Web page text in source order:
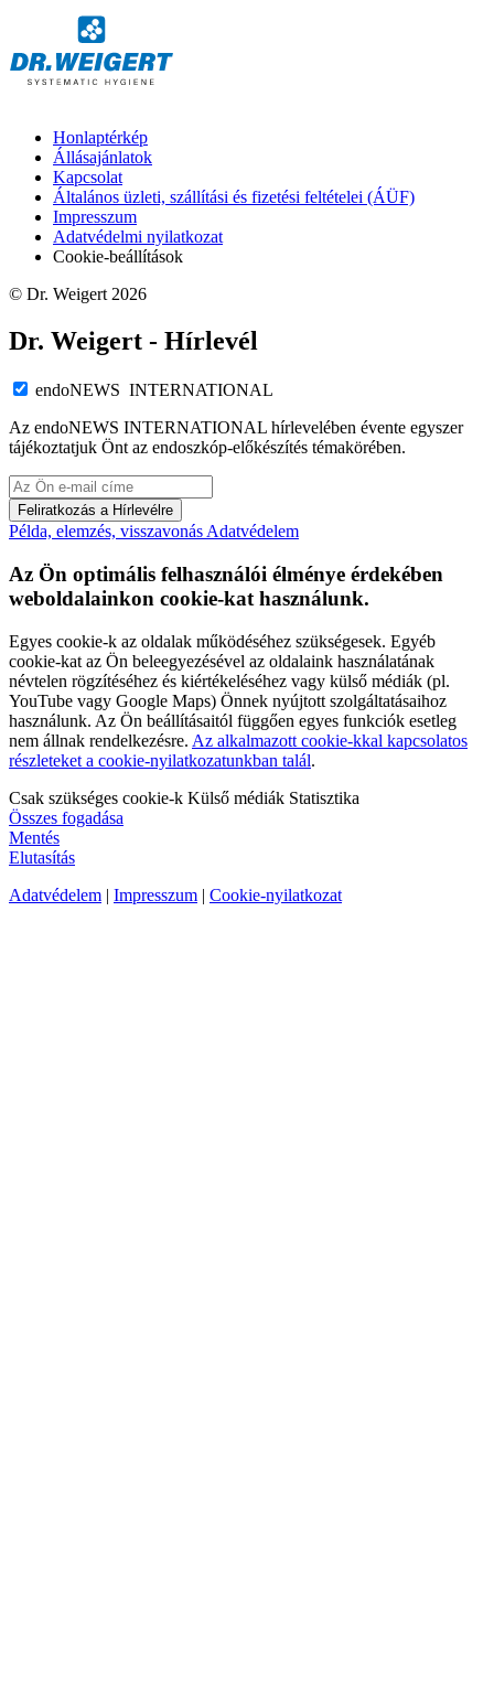
Honlaptérkép
Állásajánlatok
Kapcsolat
Általános üzleti, szállítási és fizetési feltételei (ÁÜF)
Impresszum
Adatvédelmi nyilatkozat
Cookie-beállítások
© Dr. Weigert 2026
Dr. Weigert - Hírlevél
endoNEWS INTERNATIONAL
Az endoNEWS INTERNATIONAL hírlevelében évente egyszer
tájékoztatjuk Önt az endoszkóp-előkészítés témakörében.
Feliratkozás a Hírlevélre
Példa, elemzés, visszavonás Adatvédelem
Az Ön optimális felhasználói élménye érdekében
weboldalainkon cookie-kat használunk.
Egyes cookie-k az oldalak működéséhez szükségesek. Egyéb
cookie-kat az Ön beleegyezésével az oldalaink használatának
névtelen rögzítéséhez és kiértékeléséhez vagy külső médiák (pl.
YouTube vagy Google Maps) Önnek nyújtott szolgáltatásaihoz
használunk. Az Ön beállításaitól függően egyes funkciók esetleg
nem állnak rendelkezésre. Az alkalmazott cookie-kkal kapcsolatos
részleteket a cookie-nyilatkozatunkban talál.
Csak szükséges cookie-k Külső médiák Statisztika
Összes fogadása
Mentés
Elutasítás
Adatvédelem | Impresszum | Cookie-nyilatkozat